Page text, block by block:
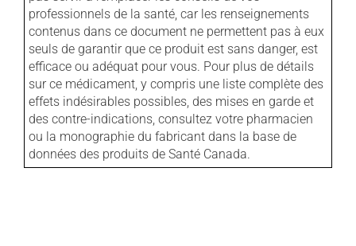
professionnels de la santé, car les renseignements
contenus dans ce document ne permettent pas à eux
seuls de garantir que ce produit est sans danger, est
efficace ou adéquat pour vous. Pour plus de détails
sur ce médicament, y compris une liste complète des
effets indésirables possibles, des mises en garde et
des contre-indications, consultez votre pharmacien
ou la monographie du fabricant dans la base de
données des produits de Santé Canada.